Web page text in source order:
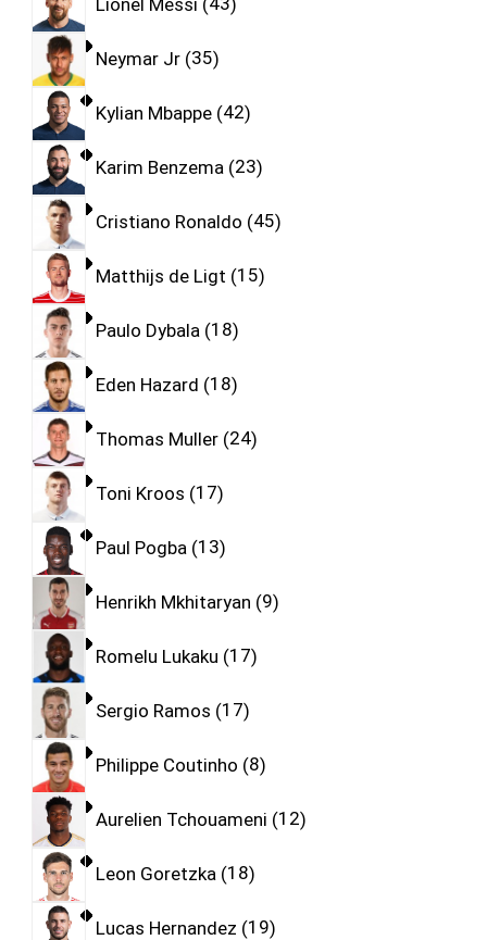
Neymar Jr 35
Kylian Mbappe 42
Karim Benzema 23
Cristiano Ronaldo 45
Matthijs de Ligt 15
Paulo Dybala 18
Eden Hazard 18
Thomas Muller 24
Toni Kroos 17
Paul Pogba 13
Henrikh Mkhitaryan 9
Romelu Lukaku 17
Sergio Ramos 17
Philippe Coutinho 8
Aurelien Tchouameni 12
Leon Goretzka 18
Lucas Hernandez 19